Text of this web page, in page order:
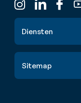
Diensten
Sitemap